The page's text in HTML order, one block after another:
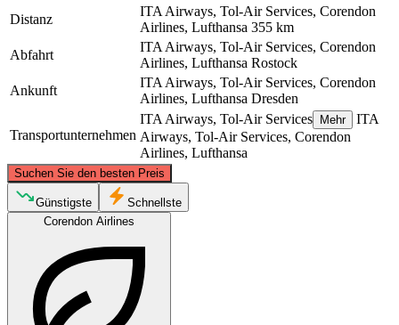
Distanz
ITA Airways, Tol-Air Services, Corendon
Airlines, Lufthansa 355 km
Abfahrt
ITA Airways, Tol-Air Services, Corendon
Airlines, Lufthansa Rostock
Ankunft
ITA Airways, Tol-Air Services, Corendon
Airlines, Lufthansa Dresden
Transportunternehmen
ITA Airways, Tol-Air Services Mehr
ITA
Airways, Tol-Air Services, Corendon
Airlines, Lufthansa
Suchen Sie den besten Preis
Rostock
©CARTO, ©
Günstigste
Schnellste
Corendon Airlines